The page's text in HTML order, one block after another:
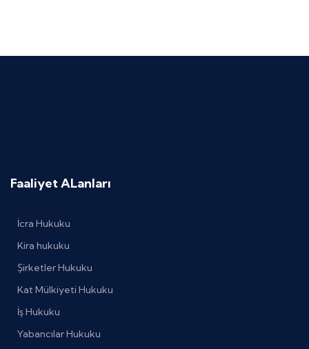
Faaliyet ALanları
İcra Hukuku
Kira hukuku
Şirketler Hukuku
Kat Mülkiyeti Hukuku
İş Hukuku
Yabancılar Hukuku